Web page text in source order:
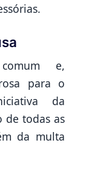
e,
para o
da
de todas as
da multa